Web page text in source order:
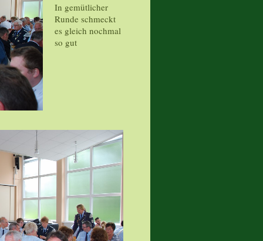
In gemütlicher
Runde schmeckt
es gleich nochmal
so gut